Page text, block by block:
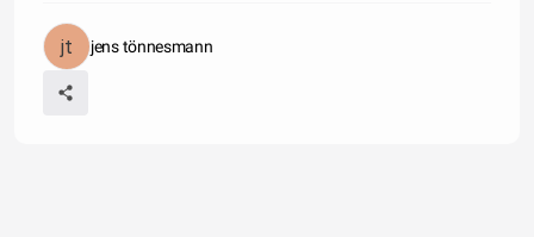
jens tönnesmann